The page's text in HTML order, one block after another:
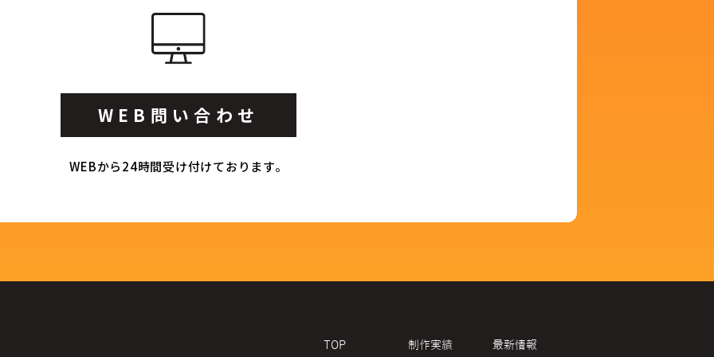
WEB問い合わせ
WEBから24時間受け付けております。
TOP 制作実績 最新情報